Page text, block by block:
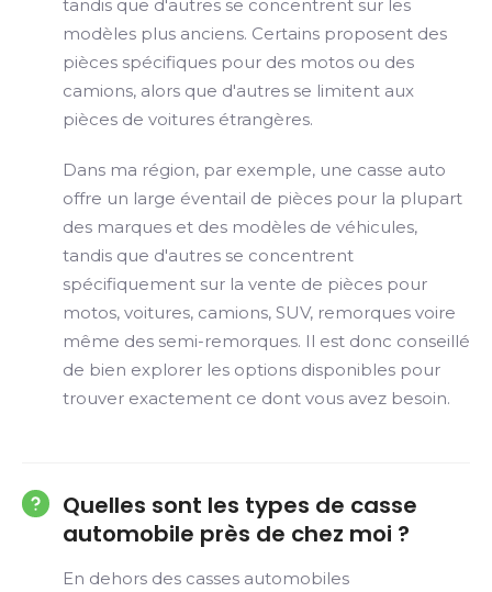
tandis que d'autres se concentrent sur les
modèles plus anciens. Certains proposent des
pièces spécifiques pour des motos ou des
camions, alors que d'autres se limitent aux
pièces de voitures étrangères.
Dans ma région, par exemple, une casse auto
offre un large éventail de pièces pour la plupart
des marques et des modèles de véhicules,
tandis que d'autres se concentrent
spécifiquement sur la vente de pièces pour
motos, voitures, camions, SUV, remorques voire
même des semi-remorques. Il est donc conseillé
de bien explorer les options disponibles pour
trouver exactement ce dont vous avez besoin.
Quelles sont les types de casse
automobile près de chez moi ?
En dehors des casses automobiles